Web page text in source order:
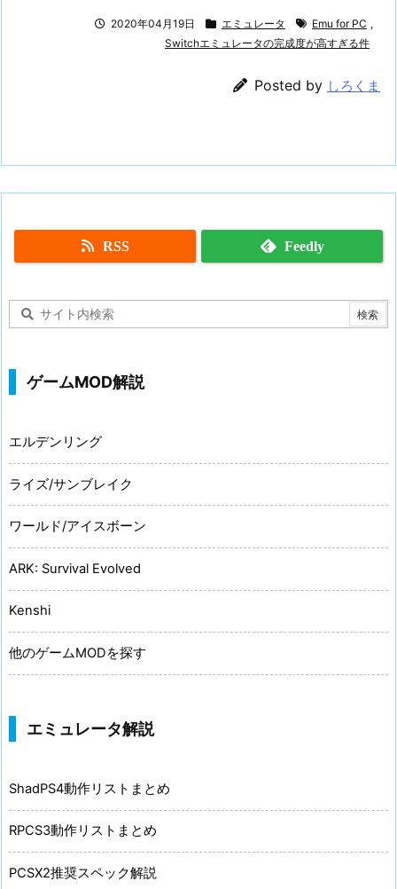
2020年04月19日 エミュレータ Emu for PC ,
Switchエミュレータの完成度が高すぎる件
Posted by しろくま
RSS Feedly
ゲームMOD解説
エルデンリング
ライズ/サンブレイク
ワールド/アイスボーン
ARK: Survival Evolved
Kenshi
他のゲームMODを探す
エミュレータ解説
ShadPS4動作リストまとめ
RPCS3動作リストまとめ
PCSX2推奨スペック解説